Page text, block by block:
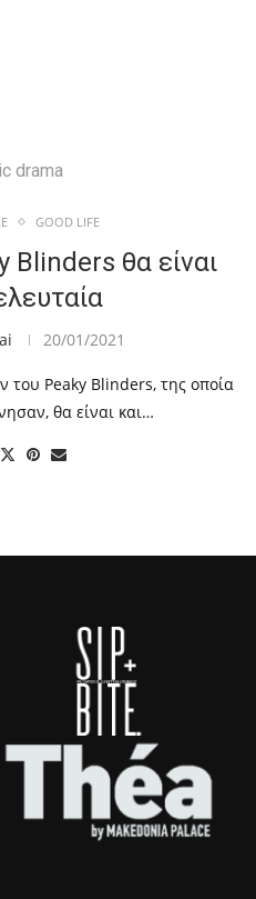
drama
GOOD LIFE
Blinders θα είναι
20/01/2021
του Peaky Blinders, της οποία
θα είναι και…